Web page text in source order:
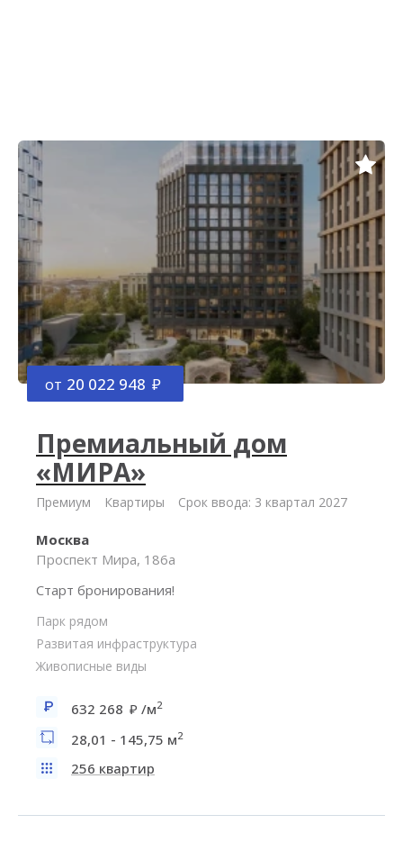
от 20 022 948
Премиальный дом
«МИРА»
Премиум Квартиры Срок ввода: 3 квартал 2027
Москва
Проспект Мира, 186а
Старт бронирования!
Парк рядом
Развитая инфраструктура
Живописные виды
632 268 /м2
28,01 - 145,75 м2
256 квартир